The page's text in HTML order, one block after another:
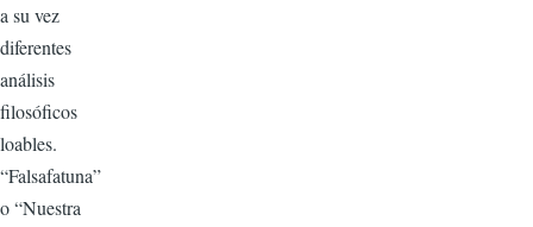
a su vez
diferentes
análisis
filosóficos
loables.
“Falsafatuna”
o “Nuestra